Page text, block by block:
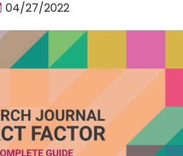
04/27/2022